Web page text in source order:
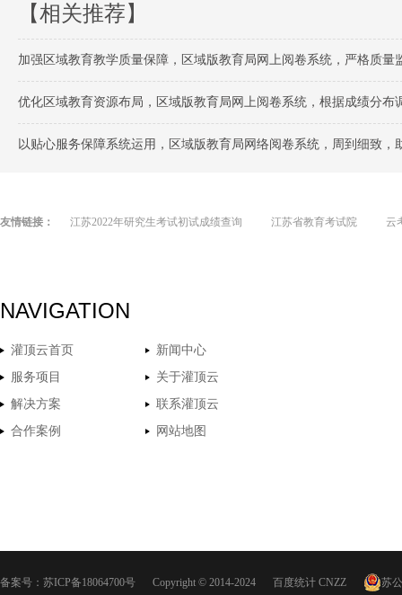
【相关推荐】
加强区域教育教学质量保障，区域版教育局网上阅卷系统，严格质量
优化区域教育资源布局，区域版教育局网上阅卷系统，根据成绩分布
以贴心服务保障系统运用，区域版教育局网络阅卷系统，周到细致，
友情链接： 江苏2022年研究生考试初试成绩查询 江苏省教育考试院 云
NAVIGATION
灌顶云首页
新闻中心
服务项目
关于灌顶云
解决方案
联系灌顶云
合作案例
网站地图
备案号： 苏ICP备18064700号 Copyright © 2014-2024 百度统计 CNZZ 苏